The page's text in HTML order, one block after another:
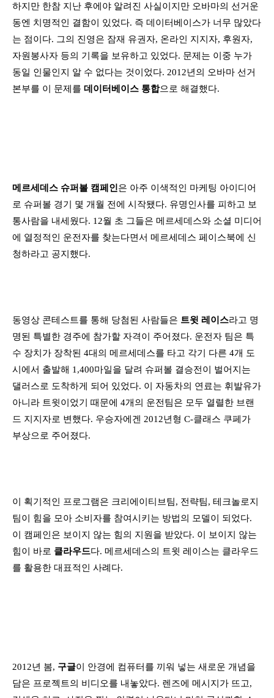
하지만 한참 지난 후에야 알려진 사실이지만 오바마의 선거운
동엔 치명적인 결함이 있었다. 즉 데이터베이스가 너무 많았다
는 점이다. 그의 진영은 잠재 유권자, 온라인 지지자, 후원자,
자원봉사자 등의 기록을 보유하고 있었다. 문제는 이중 누가
동일 인물인지 알 수 없다는 것이었다. 2012년의 오바마 선거
본부를 이 문제를 데이터베이스 통합으로 해결했다.
메르세데스 슈퍼볼 캠페인은 아주 이색적인 마케팅 아이디어
로 슈퍼볼 경기 몇 개월 전에 시작됐다. 유명인사를 피하고 보
통사람을 내세웠다. 12월 초 그들은 메르세데스와 소셜 미디어
에 열정적인 운전자를 찾는다면서 메르세데스 페이스북에 신
청하라고 공지했다.
동영상 콘테스트를 통해 당첨된 사람들은 트윗 레이스라고 명
명된 특별한 경주에 참가할 자격이 주어졌다. 운전자 팀은 특
수 장치가 장착된 4대의 메르세데스를 타고 각기 다른 4개 도
시에서 출발해 1,400마일을 달려 슈퍼볼 결승전이 벌어지는
댈러스로 도착하게 되어 있었다. 이 자동차의 연료는 휘발유가
아니라 트윗이었기 때문에 4개의 운전팀은 모두 열렬한 브랜
드 지지자로 변했다. 우승자에겐 2012년형 C-클래스 쿠페가
부상으로 주어졌다.
이 획기적인 프로그램은 크리에이티브팀, 전략팀, 테크놀로지
팀이 힘을 모아 소비자를 참여시키는 방법의 모델이 되었다.
이 캠페인은 보이지 않는 힘의 지원을 받았다. 이 보이지 않는
힘이 바로 클라우드다. 메르세데스의 트윗 레이스는 클라우드
를 활용한 대표적인 사례다.
2012년 봄, 구글이 안경에 컴퓨터를 끼워 넣는 새로운 개념을
담은 프로젝트의 비디오를 내놓았다. 렌즈에 메시지가 뜨고,